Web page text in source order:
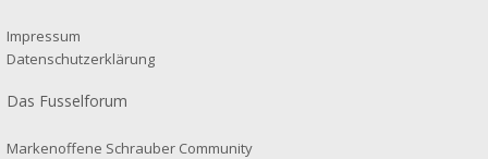
Impressum
Datenschutzerklärung
Das Fusselforum
Markenoffene Schrauber Community